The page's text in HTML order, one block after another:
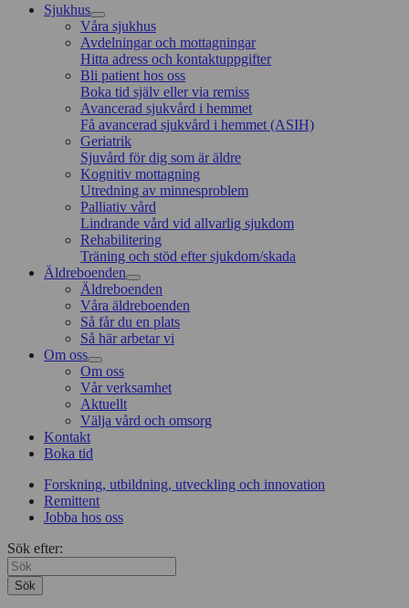
Sjukhus
Våra sjukhus
Avdelningar och mottagningar
Hitta adress och kontaktuppgifter
Bli patient hos oss
Boka tid själv eller via remiss
Avancerad sjukvård i hemmet
Få avancerad sjukvård i hemmet (ASIH)
Geriatrik
Sjuvård för dig som är äldre
Kognitiv mottagning
Utredning av minnesproblem
Palliativ vård
Lindrande vård vid allvarlig sjukdom
Rehabilitering
Träning och stöd efter sjukdom/skada
Äldreboenden
Äldreboenden
Våra äldreboenden
Så får du en plats
Så här arbetar vi
Om oss
Om oss
Vår verksamhet
Aktuellt
Välja vård och omsorg
Kontakt
Boka tid
Forskning, utbildning, utveckling och innovation
Remittent
Jobba hos oss
Sök efter:
Sök